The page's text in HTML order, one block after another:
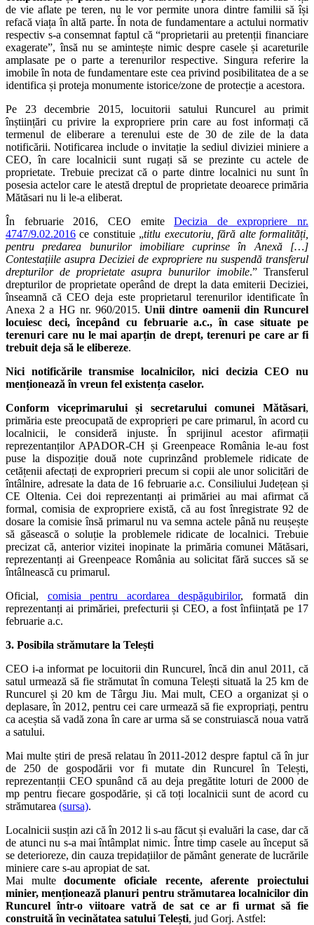
de vie aflate pe teren, nu le vor permite unora dintre familii să își
refacă viața în altă parte. În nota de fundamentare a actului normativ
respectiv s-a consemnat faptul că “proprietarii au pretenții financiare
exagerate”, însă nu se amintește nimic despre casele și acareturile
amplasate pe o parte a terenurilor respective. Singura referire la
imobile în nota de fundamentare este cea privind posibilitatea de a se
identifica și proteja monumente istorice/zone de protecție a acestora.
Pe 23 decembrie 2015, locuitorii satului Runcurel au primit
înștiințări cu privire la expropriere prin care au fost informați că
termenul de eliberare a terenului este de 30 de zile de la data
notificării. Notificarea include o invitație la sediul diviziei miniere a
CEO, în care localnicii sunt rugați să se prezinte cu actele de
proprietate. Trebuie precizat că o parte dintre localnici nu sunt în
posesia actelor care le atestă dreptul de proprietate deoarece primăria
Mătăsari nu li le-a eliberat.
În februarie 2016, CEO emiteDecizia de expropriere nr.
4747/9.02.2016 ce constituie „titlu executoriu, fără alte formalități,
pentru predarea bunurilor imobiliare cuprinse în Anexă […]
Contestațiile asupra Deciziei de expropriere nu suspendă transferul
drepturilor de proprietate asupra bunurilor imobile.” Transferul
drepturilor de proprietate operând de drept la data emiterii Deciziei,
înseamnă că CEO deja este proprietarul terenurilor identificate în
Anexa 2 a HG nr. 960/2015.Unii dintre oamenii din Runcurel
locuiesc deci, începând cu februarie a.c., în case situate pe
terenuri care nu le mai aparțin de drept, terenuri pe care ar fi
trebuit deja să le elibereze.
Nici notificările transmise localnicilor, nici decizia CEO nu
menționează în vreun fel existența caselor.
Conform viceprimarului și secretarului comunei Mătăsari,
primăria este preocupată de exproprieri pe care primarul, în acord cu
localnicii, le consideră injuste. În sprijinul acestor afirmații
reprezentanților APADOR-CH și Greenpeace România le-au fost
puse la dispoziție două note cuprinzând problemele ridicate de
cetățenii afectați de exproprieri precum si copii ale unor solicitări de
întâlnire, adresate la data de 16 februarie a.c. Consiliului Județean și
CE Oltenia. Cei doi reprezentanți ai primăriei au mai afirmat că
formal, comisia de expropriere există, că au fost înregistrate 92 de
dosare la comisie însă primarul nu va semna actele până nu reușește
să găsească o soluție la problemele ridicate de localnici. Trebuie
precizat că, anterior vizitei inopinate la primăria comunei Mătăsari,
reprezentanți ai Greenpeace România au solicitat fără succes să se
întâlnească cu primarul.
Oficial, comisia pentru acordarea despăgubirilor, formată din
reprezentanți ai primăriei, prefecturii și CEO, a fost înființată pe 17
februarie a.c.
3. Posibila strămutare la Telești
CEO i-a informat pe locuitorii din Runcurel, încă din anul 2011, că
satul urmează să fie strămutat în comuna Telești situată la 25 km de
Runcurel și 20 km de Târgu Jiu. Mai mult, CEO a organizat și o
deplasare, în 2012, pentru cei care urmează să fie expropriați, pentru
ca aceștia să vadă zona în care ar urma să se construiască noua vatră
a satului.
Mai multe știri de presă relatau în 2011-2012 despre faptul că în jur
de 250 de gospodării vor fi mutate din Runcurel în Telești,
reprezentanții CEO spunând că au deja pregătite loturi de 2000 de
mp pentru fiecare gospodărie, și că toți localnicii sunt de acord cu
strămutarea (sursa).
Localnicii susțin azi că în 2012 li s-au făcut și evaluări la case, dar că
de atunci nu s-a mai întâmplat nimic. Între timp casele au început să
se deterioreze, din cauza trepidațiilor de pământ generate de lucrările
miniere care s-au apropiat de sat.
Mai multedocumente oficiale recente, aferente proiectului
minier, menționează planuri pentru strămutarea localnicilor din
Runcurel într-o viitoare vatră de sat ce ar fi urmat să fie
construită în vecinătatea satului Telești, jud Gorj. Astfel: